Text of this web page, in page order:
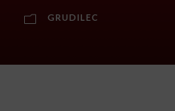
GRUDILEC